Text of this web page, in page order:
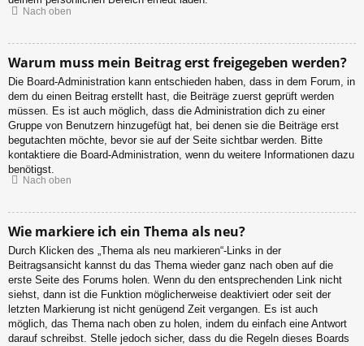
Nach oben
Warum muss mein Beitrag erst freigegeben werden?
Die Board-Administration kann entschieden haben, dass in dem Forum, in
dem du einen Beitrag erstellt hast, die Beiträge zuerst geprüft werden
müssen. Es ist auch möglich, dass die Administration dich zu einer
Gruppe von Benutzern hinzugefügt hat, bei denen sie die Beiträge erst
begutachten möchte, bevor sie auf der Seite sichtbar werden. Bitte
kontaktiere die Board-Administration, wenn du weitere Informationen dazu
benötigst.
Nach oben
Wie markiere ich ein Thema als neu?
Durch Klicken des „Thema als neu markieren“-Links in der
Beitragsansicht kannst du das Thema wieder ganz nach oben auf die
erste Seite des Forums holen. Wenn du den entsprechenden Link nicht
siehst, dann ist die Funktion möglicherweise deaktiviert oder seit der
letzten Markierung ist nicht genügend Zeit vergangen. Es ist auch
möglich, das Thema nach oben zu holen, indem du einfach eine Antwort
darauf schreibst. Stelle jedoch sicher, dass du die Regeln dieses Boards